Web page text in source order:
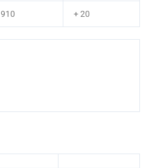
910 + 20